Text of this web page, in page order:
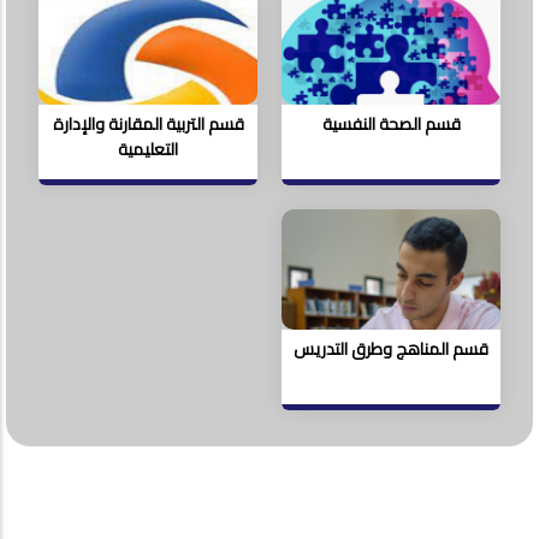
قسم الصحة النفسية
قسم التربية المقارنة والإدارة
التعليمية
قسم المناهج وطرق التدريس